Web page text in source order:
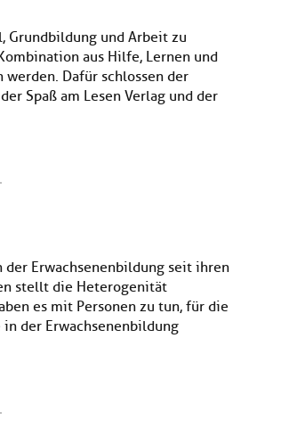
Grundbildung und Arbeit zu
aus Hilfe, Lernen und
Dafür schlossen der
Spaß am Lesen Verlag und der
Erwachsenenbildung seit ihren
stellt die Heterogenität
es mit Personen zu tun, für die
der Erwachsenenbildung